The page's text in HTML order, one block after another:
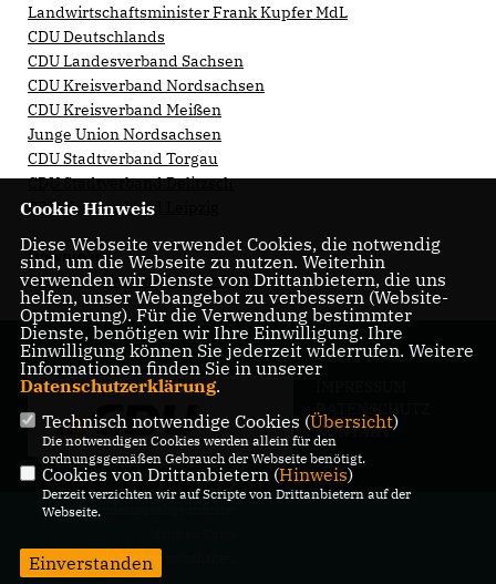
Landwirtschaftsminister Frank Kupfer MdL
CDU Deutschlands
CDU Landesverband Sachsen
CDU Kreisverband Nordsachsen
CDU Kreisverband Meißen
Junge Union Nordsachsen
CDU Stadtverband Torgau
CDU Stadtverband Delitzsch
CDU Kreisverband Leipzig
Downloads
Pressefoto Manfred Kolbe MdB
DATENSCHUTZ
KONTAKT
@2026 Bundestagsabgeordneter
Alle Rechte vorbehalten.
Cookie Hinweis
Diese Webseite verwendet Cookies, die notwendig
sind, um die Webseite zu nutzen. Weiterhin
verwenden wir Dienste von Drittanbietern, die uns
helfen, unser Webangebot zu verbessern (Website-
Optmierung). Für die Verwendung bestimmter
Dienste, benötigen wir Ihre Einwilligung. Ihre
Einwilligung können Sie jederzeit widerrufen. Weitere
Informationen finden Sie in unserer
Datenschutzerklärung.
Technisch notwendige Cookies (Übersicht)
Die notwendigen Cookies werden allein für den
ordnungsgemäßen Gebrauch der Webseite benötigt.
Cookies von Drittanbietern (Hinweis)
Derzeit verzichten wir auf Scripte von Drittanbietern auf der
Webseite.
Einverstanden